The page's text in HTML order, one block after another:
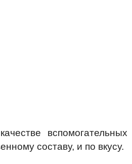
вспомогательных
составу, и по вкусу.